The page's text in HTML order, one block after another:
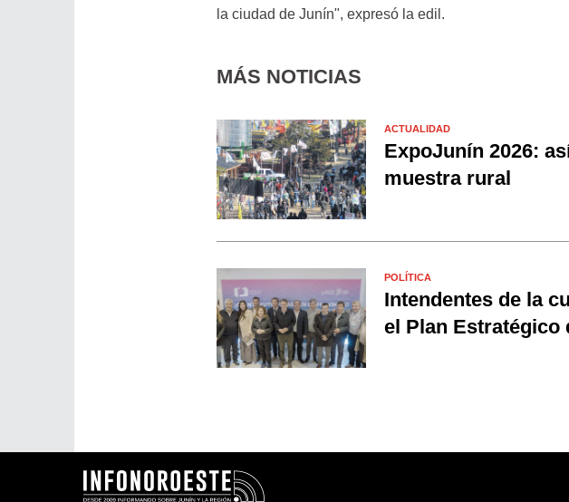
la ciudad de Junín", expresó la edil.
MÁS NOTICIAS
ACTUALIDAD
ExpoJunín 2026:
muestra rural
POLÍTICA
Intendentes de la
el Plan Estratégico